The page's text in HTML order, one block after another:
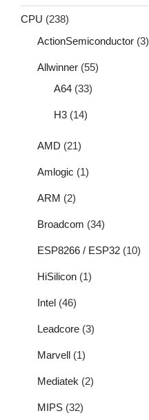
CPU (238)
ActionSemiconductor (3)
Allwinner (55)
A64 (33)
H3 (14)
AMD (21)
Amlogic (1)
ARM (2)
Broadcom (34)
ESP8266 / ESP32 (10)
HiSilicon (1)
Intel (46)
Leadcore (3)
Marvell (1)
Mediatek (2)
MIPS (32)